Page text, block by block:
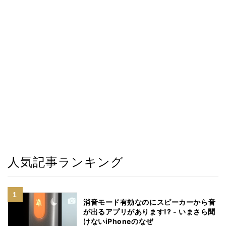
人気記事ランキング
消音モード有効なのにスピーカーから音
が出るアプリがあります!? - いまさら聞
けないiPhoneのなぜ